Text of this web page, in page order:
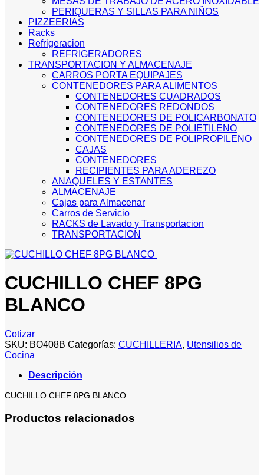
PERIQUERAS Y SILLAS PARA NIÑOS
PIZZEERIAS
Racks
Refrigeracion
REFRIGERADORES
TRANSPORTACION Y ALMACENAJE
CARROS PORTA EQUIPAJES
CONTENEDORES PARA ALIMENTOS
CONTENEDORES CUADRADOS
CONTENEDORES REDONDOS
CONTENEDORES DE POLICARBONATO
CONTENEDORES DE POLIETILENO
CONTENEDORES DE POLIPROPILENO
CAJAS
CONTENEDORES
RECIPIENTES PARA ADEREZO
ANAQUELES Y ESTANTES
ALMACENAJE
Cajas para Almacenar
Carros de Servicio
RACKS de Lavado y Transportacion
TRANSPORTACION
CUCHILLO CHEF 8PG
BLANCO
Cotizar
SKU: BO408B Categorías: CUCHILLERIA, Utensilios de
Cocina
Descripción
CUCHILLO CHEF 8PG BLANCO
Productos relacionados